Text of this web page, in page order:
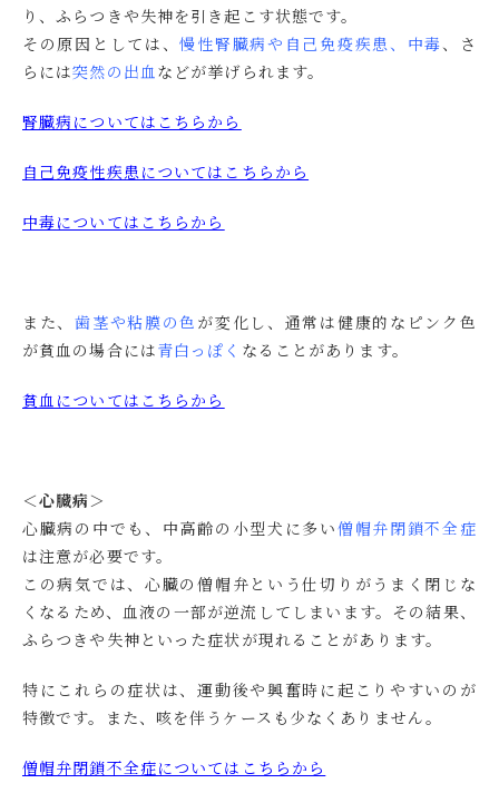
り、ふらつきや失神を引き起こす状態です。
その原因としては、慢性腎臓病や自己免疫疾患、中毒、さ
らには突然の出血 などが挙げられます。
腎臓病についてはこちらから
自己免疫性疾患についてはこちらから
中毒についてはこちらから
また、歯茎や粘膜の色 が変化し、通常は健康的なピンク色
が貧血の場合には青白っぽく なることがあります。
貧血についてはこちらから
＜心臓病＞
心臓病の中でも、中高齢の小型犬に多い僧帽弁閉鎖不全症
は注意が必要です。
この病気では、心臓の僧帽弁という仕切りがうまく閉じな
くなるため、血液の一部が逆流してしまいます。その結果、
ふらつきや失神といった症状が現れることがあります。
特にこれらの症状は、運動後や興奮時に起こりやすいのが
特徴です。また、咳を伴うケースも少なくありません。
僧帽弁閉鎖不全症についてはこちらから